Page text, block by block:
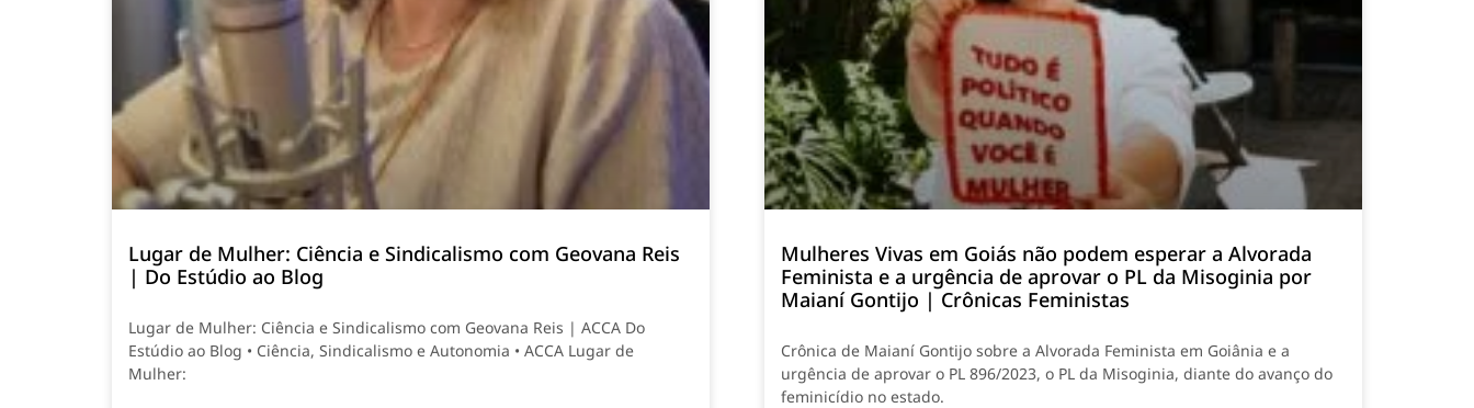
Lugar de Mulher: Ciência e Sindicalismo com Geovana Reis
| Do Estúdio ao Blog
Lugar de Mulher: Ciência e Sindicalismo com Geovana Reis | ACCA Do
Estúdio ao Blog • Ciência, Sindicalismo e Autonomia • ACCA Lugar de
Mulher:
Mulheres Vivas em Goiás não podem esperar a Alvorada
Feminista e a urgência de aprovar o PL da Misoginia por
Maianí Gontijo | Crônicas Feministas
Crônica de Maianí Gontijo sobre a Alvorada Feminista em Goiânia e a
urgência de aprovar o PL 896/2023, o PL da Misoginia, diante do avanço do
feminicídio no estado.